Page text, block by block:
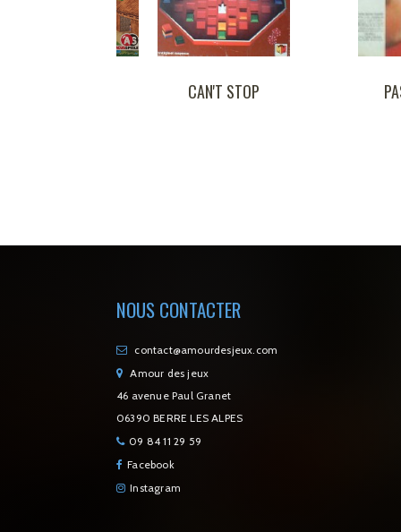
PASSE MURAILLES
NOUS CONTACTER
contact@amourdesjeux.com
Amour des jeux
46 avenue Paul Granet
06390 BERRE LES ALPES
09 84 11 29 59
Facebook
Instagram